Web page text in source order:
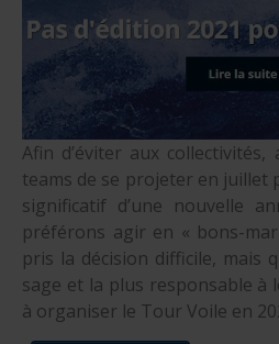
Afin d’éviter aux
teams de se projeter en juillet
significatif d’une nouvelle
préférons agir en « bons-
pris la décision difficile, mais
sage et la plus responsable à
à organiser le Tour Voile en